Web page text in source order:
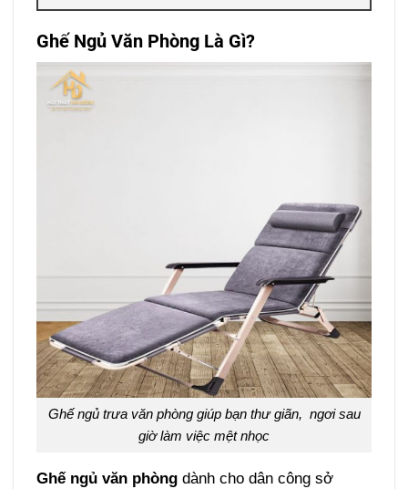
Ghế Ngủ Văn Phòng Là Gì?
Ghế ngủ trưa văn phòng giúp bạn thư giãn, ngơi sau
giờ làm việc mệt nhọc
Ghế ngủ văn phòng dành cho dân công sở